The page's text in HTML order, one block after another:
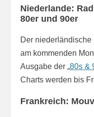
Niederlande:
80er und 90er
Der niederländische
am kommenden
Ausgabe der „80s &
Charts werden bis
Frankreich: